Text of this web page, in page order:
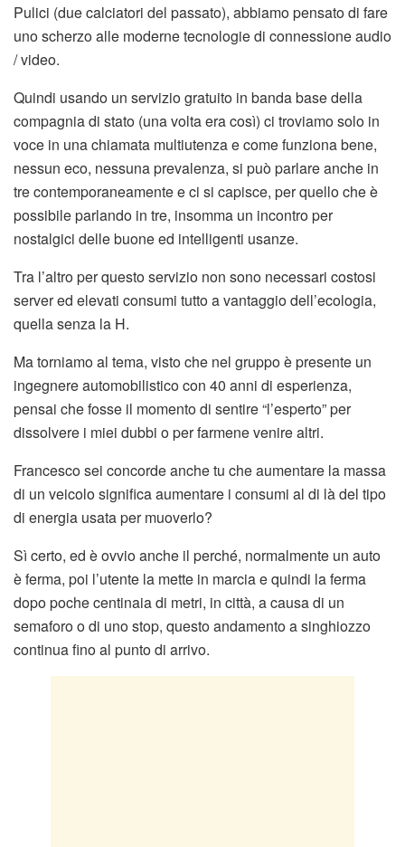
Pulici (due calciatori del passato), abbiamo pensato di fare
uno scherzo alle moderne tecnologie di connessione audio
/ video.
Quindi usando un servizio gratuito in banda base della
compagnia di stato (una volta era così) ci troviamo solo in
voce in una chiamata multiutenza e come funziona bene,
nessun eco, nessuna prevalenza, si può parlare anche in
tre contemporaneamente e ci si capisce, per quello che è
possibile parlando in tre, insomma un incontro per
nostalgici delle buone ed intelligenti usanze.
Tra l’altro per questo servizio non sono necessari costosi
server ed elevati consumi tutto a vantaggio dell’ecologia,
quella senza la H.
Ma torniamo al tema, visto che nel gruppo è presente un
ingegnere automobilistico con 40 anni di esperienza,
pensai che fosse il momento di sentire “l’esperto” per
dissolvere i miei dubbi o per farmene venire altri.
Francesco sei concorde anche tu che aumentare la massa
di un veicolo significa aumentare i consumi al di là del tipo
di energia usata per muoverlo?
Sì certo, ed è ovvio anche il perché, normalmente un auto
è ferma, poi l’utente la mette in marcia e quindi la ferma
dopo poche centinaia di metri, in città, a causa di un
semaforo o di uno stop, questo andamento a singhiozzo
continua fino al punto di arrivo.